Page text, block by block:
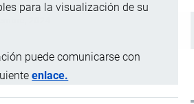
para la visualización de su
puede comunicarse con
enlace.